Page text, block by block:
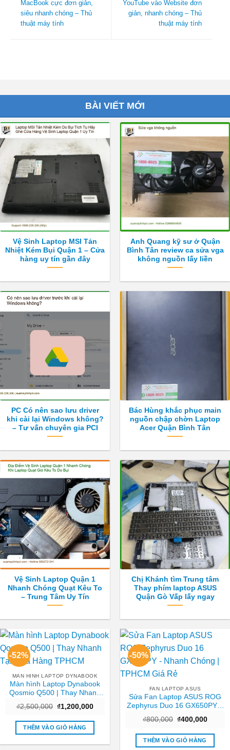
MacBook cực đơn giản,
siêu nhanh chóng – Thủ
thuật máy tính
YouTube vào Website đơn
giản, nhanh chóng – Thủ
thuật máy tính
BÀI VIẾT MỚI
Vệ Sinh Laptop MSI Tản
Nhiệt Kém Bụi Quận 1 – Cửa
hàng uy tín gần đây
Anh Quang kỹ sư ở Quận
Bình Tân review ca sửa vga
không nguồn lấy liền
PC Có nên sao lưu driver
khi cài lại Windows không?
– Tư vấn chuyên gia PCI
Bác Hùng khắc phục main
nguồn chập chờn Laptop
Acer Quận Bình Tân
Vệ Sinh Laptop Quận 1
Nhanh Chóng Quạt Kêu To
– Trung Tâm Uy Tín
Chị Khánh tìm Trung tâm
Thay phím laptop ASUS
Quận Gò Vấp lấy ngay
-52%
MAN HINH LAPTOP DYNABOOK
Màn hình Laptop Dynabook
Qosmio Q500 | Thay Nhanh
₫2,500,000 Giá
gốc
là:
₫2,500,000.
₫1,200,000Giá
tại
₫1,200,000.
THÊM VÀO GIỎ HÀNG
-50%
FAN LAPTOP ASUS
Sửa Fan Laptop ASUS ROG
Zephyrus Duo 16 GX650PY –
Rẻ
₫800,000 Giá
là:
₫800,000.
₫400,000Giá
tại
THÊM VÀO GIỎ HÀNG